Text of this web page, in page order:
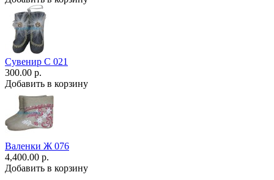
Сувенир С 021
300.00 р.
Добавить в корзину
Валенки Ж 076
4,400.00 р.
Добавить в корзину